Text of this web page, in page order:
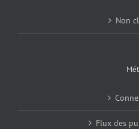
Non
Flux des